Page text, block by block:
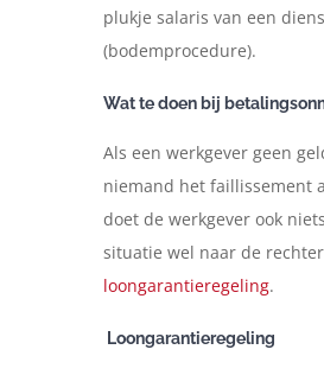
plukje salaris van een
(bodemprocedure).
Wat te doen bij
Als een werkgever geen
niemand het faillissement
doet de werkgever ook
situatie wel naar de
loongarantieregeling.
Loongarantieregeling